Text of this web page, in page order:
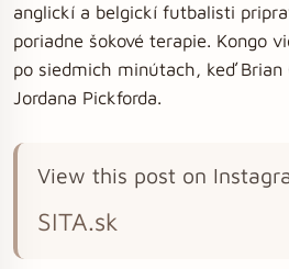
anglickí a belgickí futbalisti
poriadne šokové terapie. Kongo
po siedmich minútach, keď Brian
Jordana Pickforda.
View this post on
SITA.sk